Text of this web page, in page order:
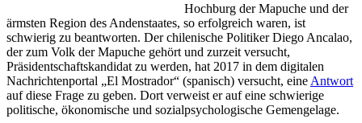
Hochburg der Mapuche und der
ärmsten Region des Andenstaates, so erfolgreich waren, ist
schwierig zu beantworten. Der chilenische Politiker Diego Ancalao,
der zum Volk der Mapuche gehört und zurzeit versucht,
Präsidentschaftskandidat zu werden, hat 2017 in dem digitalen
Nachrichtenportal „El Mostrador“ (spanisch) versucht, eine Antwort
auf diese Frage zu geben. Dort verweist er auf eine schwierige
politische, ökonomische und sozialpsychologische Gemengelage.